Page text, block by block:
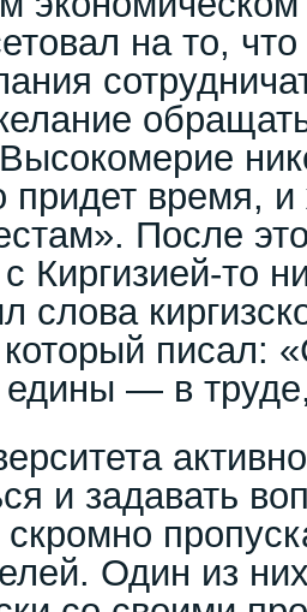
на то,
придет время, и
После
Киргизией-то
слова
писал:
— в
и задавать
скромно
Один из